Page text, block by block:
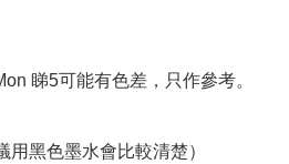
睇5可能有色差，只作參考。
黑色墨水會比較清楚）